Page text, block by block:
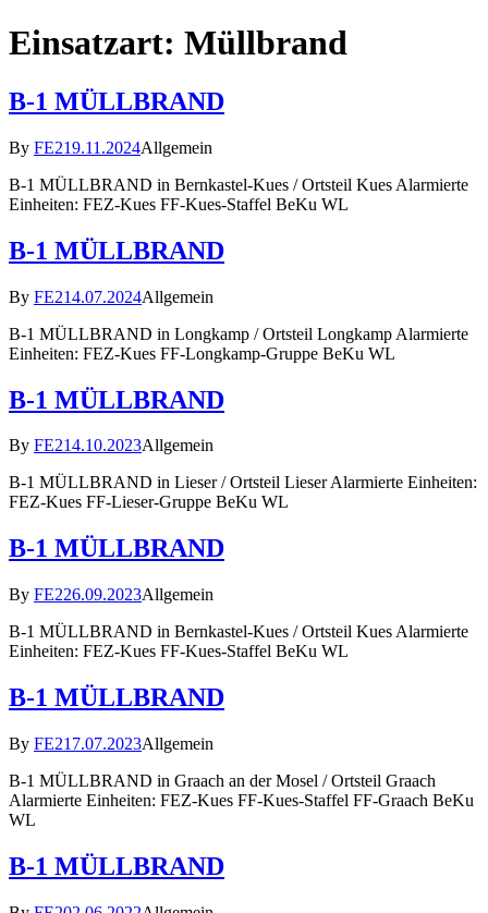
Einsatzart: Müllbrand
B-1 MÜLLBRAND
By FE219.11.2024Allgemein
B-1 MÜLLBRAND in Bernkastel-Kues / Ortsteil Kues Alarmierte
Einheiten: FEZ-Kues FF-Kues-Staffel BeKu WL
B-1 MÜLLBRAND
By FE214.07.2024Allgemein
B-1 MÜLLBRAND in Longkamp / Ortsteil Longkamp Alarmierte
Einheiten: FEZ-Kues FF-Longkamp-Gruppe BeKu WL
B-1 MÜLLBRAND
By FE214.10.2023Allgemein
B-1 MÜLLBRAND in Lieser / Ortsteil Lieser Alarmierte Einheiten:
FEZ-Kues FF-Lieser-Gruppe BeKu WL
B-1 MÜLLBRAND
By FE226.09.2023Allgemein
B-1 MÜLLBRAND in Bernkastel-Kues / Ortsteil Kues Alarmierte
Einheiten: FEZ-Kues FF-Kues-Staffel BeKu WL
B-1 MÜLLBRAND
By FE217.07.2023Allgemein
B-1 MÜLLBRAND in Graach an der Mosel / Ortsteil Graach
Alarmierte Einheiten: FEZ-Kues FF-Kues-Staffel FF-Graach BeKu
WL
B-1 MÜLLBRAND